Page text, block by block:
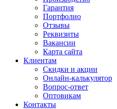
Гарантия
Портфолио
Отзывы
Реквизиты
Вакансии
Карта сайта
Клиентам
Скидки и акции
Онлайн-калькулятор
Вопрос-ответ
Оптовикам
Контакты